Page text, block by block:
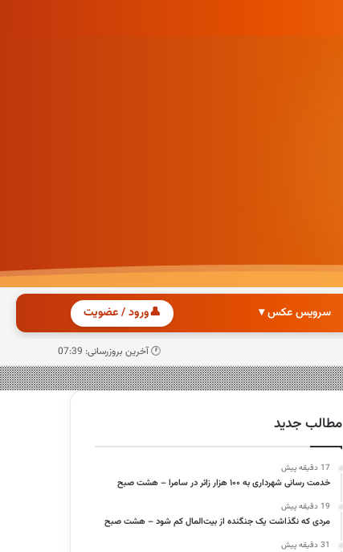
سرویس عکس ▾ 👤ورود / عضویت
🕐 آخرین بروزرسانی: 07:39
مطالب جدید
17 دقیقه پیش
خدمت رسانی شهرداری به ۱۰۰ هزار زائر در سامرا – هشت صبح
19 دقیقه پیش
مردی که نگذاشت یک جنگنده از بیت‌المال کم شود – هشت صبح
31 دقیقه پیش